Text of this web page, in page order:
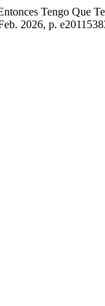
Tengo Que
2026, p.